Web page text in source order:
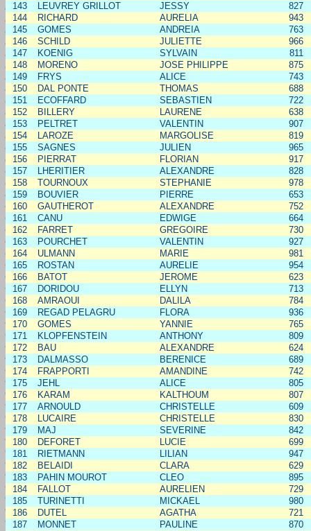
143
LEUVREY GRILLOT JESSY
827
144
RICHARD AURELIA
943
145
GOMES ANDREIA
763
146
SCHILD JULIETTE
966
147
KOENIG SYLVAIN
811
148
MORENO JOSE PHILIPPE
875
149
FRYS ALICE
743
150
DAL PONTE THOMAS
688
151
ECOFFARD SEBASTIEN
722
152
BILLERY LAURENE
638
153
PELTRET VALENTIN
907
154
LAROZE MARGOLISE
819
155
SAGNES JULIEN
965
156
PIERRAT FLORIAN
917
157
LHERITIER ALEXANDRE
828
158
TOURNOUX STEPHANIE
978
159
BOUVIER PIERRE
653
160
GAUTHEROT ALEXANDRE
752
161
CANU EDWIGE
664
162
FARRET GREGOIRE
730
163
POURCHET VALENTIN
927
164
ULMANN MARIE
981
165
ROSTAN AURELIE
954
166
BATOT JEROME
623
167
DORIDOU ELLYN
713
168
AMRAOUI DALILA
784
169
REGAD PELAGRU FLORA
936
170
GOMES YANNIE
765
171
KLOPFENSTEIN ANTHONY
809
172
BAU ALEXANDRE
624
173
DALMASSO BERENICE
689
174
FRAPPORTI AMANDINE
742
175
JEHL ALICE
805
176
KARAM KALTHOUM
807
177
ARNOULD CHRISTELLE
609
178
LUCAIRE CHRISTELLE
830
179
MAJ SEVERINE
842
180
DEFORET LUCIE
699
181
RIETMANN LILIAN
947
182
BELAIDI CLARA
629
183
PAHIN MOUROT CLEO
895
184
FALLOT AURELIEN
729
185
TURINETTI MICKAEL
980
186
DUTEL AGATHA
721
187
MONNET PAULINE 870